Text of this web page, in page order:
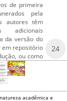
autores têm
24
acadêmica e